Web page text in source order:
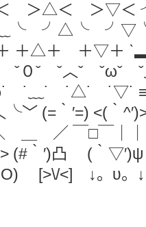
＜ ＞△＜ ＞
╯△╰ ╯▽╰
＋△＋ ＋▽＋
ˇ０ˇ ˇ︿ˇ
˙﹏˙ ˙△˙ ˙▽˙
(=‵′=)
＿ ／ ￣□￣｜
凸 (‵▽′)ψ
O) [>\/<] ↓。υ。↓